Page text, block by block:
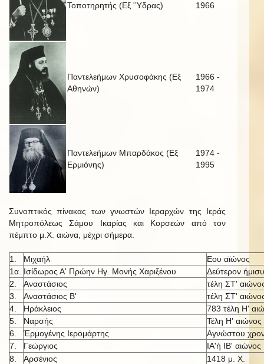
Τοποτηρητής (Εξ 'Ύδρας)
1966
Παντελεήμων Χρυσοφάκης (Εξ
Αθηνών)
1966 -
1974
Παντελεήμων Μπαρδάκος (Εξ
Ερμιόνης)
1974 -
1995
Συνοπτικός πίνακας των γνωστών Ιεραρχών της Ιεράς
Μητροπόλεως Σάμου Ικαρίας και Κορσεών από τον
πέμπτο μ.Χ. αιώνα, μέχρι σήμερα.
1. Μιχαήλ
Εου αϊώνος
1α. Ισίδωρος Α' Πρώην Ηγ. Μονής Χαριξένου
Δεύτερον
2.
Αναστάσιος
τέλη ΣΤ'
3.
Αναστάσιος Β'
τέλη ΣΤ'
4.
Ηράκλειος
783 τέλη Η'
5.
Ναρσής
Τέλη Η' αιώνος
6.
Έρμογένης Ιερομάρτης
Αγνώστου
7.
Γεώργιος ΙΑ'ή IB' αιώνος
8.
Αρσένιος
1418 μ. X.